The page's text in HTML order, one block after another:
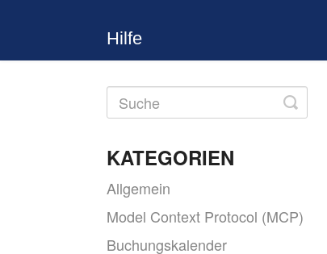
Hilfe
Toggle
Search
KATEGORIEN
Allgemein
Model Context Protocol (MCP)
Buchungskalender